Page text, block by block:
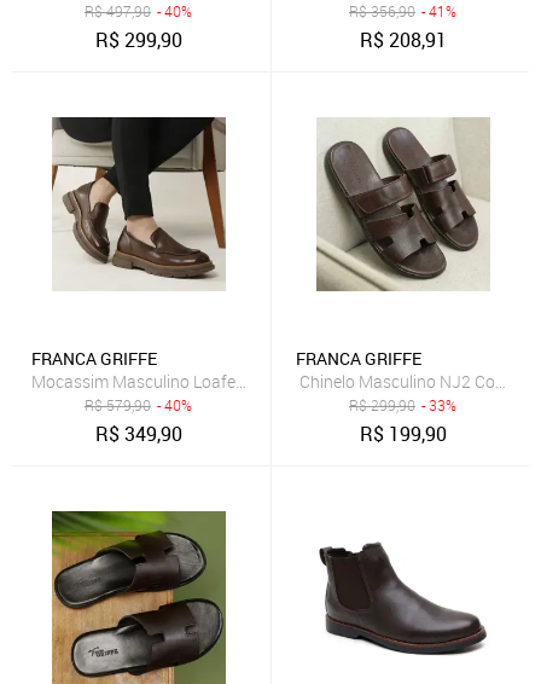
R$497,90 - 40%
R$299,90
R$356,90 - 41%
R$208,91
FRANCA GRIFFE
Mocassim Masculino Loafer Alt Eleva Couro Salto 3cm Macio
R$579,90 - 40%
R$349,90
FRANCA GRIFFE
Chinelo Masculino NJ2 Couro
R$299,90 - 33%
R$ 199,90